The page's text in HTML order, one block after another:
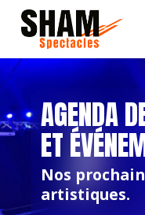
content
AGENDA
ET
Nos
artistiques.
Navigate to the next section